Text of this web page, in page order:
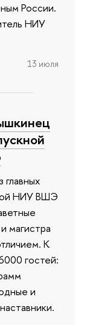
России.
НИУ
13 июля
НИУ ВШЭ
магистра
К
гостей:
и